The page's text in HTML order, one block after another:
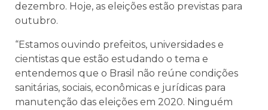
dezembro. Hoje, as eleições estão previstas para
outubro.
“Estamos ouvindo prefeitos, universidades e
cientistas que estão estudando o tema e
entendemos que o Brasil não reúne condições
sanitárias, sociais, econômicas e jurídicas para
manutenção das eleições em 2020. Ninguém